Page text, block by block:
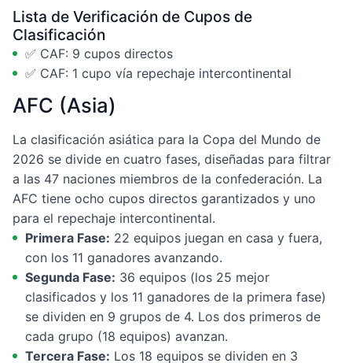
Lista de Verificación de Cupos de
Clasificación
✅ CAF: 9 cupos directos
✅ CAF: 1 cupo vía repechaje intercontinental
AFC (Asia)
La clasificación asiática para la Copa del Mundo de
2026 se divide en cuatro fases, diseñadas para filtrar
a las 47 naciones miembros de la confederación. La
AFC tiene ocho cupos directos garantizados y uno
para el repechaje intercontinental.
Primera Fase: 22 equipos juegan en casa y fuera,
con los 11 ganadores avanzando.
Segunda Fase: 36 equipos (los 25 mejor
clasificados y los 11 ganadores de la primera fase)
se dividen en 9 grupos de 4. Los dos primeros de
cada grupo (18 equipos) avanzan.
Tercera Fase: Los 18 equipos se dividen en 3